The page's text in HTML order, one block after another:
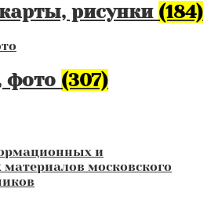
рисунки (184)
фото (307)